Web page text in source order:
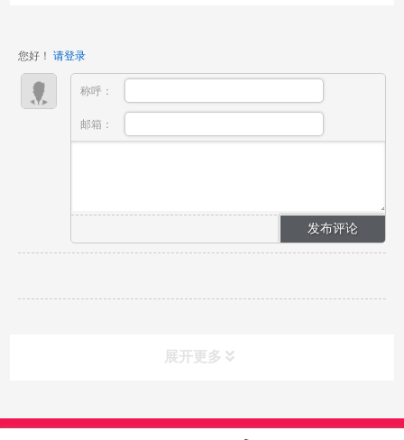
应变能...
您好！ 请登录
称呼：
邮箱：
展开更多